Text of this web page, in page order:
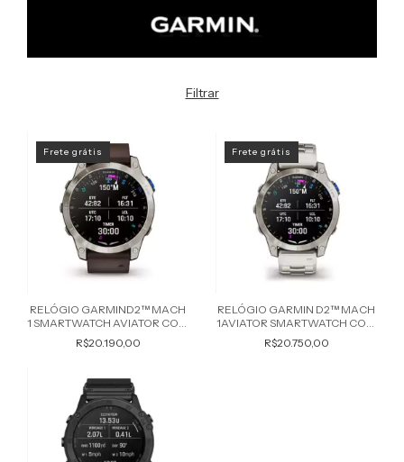
Filtrar
Frete grátis
RELÓGIO GARMIND2™ MACH
1 SMARTWATCH AVIATOR COM
PULSEIRA DE COURO
MARROM OXFORD 010-
R$20.190,00
Frete grátis
RELÓGIO GARMIN D2™ MACH
1AVIATOR SMARTWATCH COM
PULSEIRA DE TITÂNIO
VENTILADA 010-02582-50
R$20.750,00